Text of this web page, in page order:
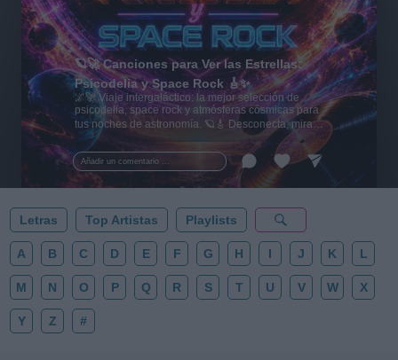
Añadir un comentario ...
🪐🚀 Canciones para Ver las Estrellas:
Psicodelia y Space Rock 🎸✨
🌌🚀 Viaje intergaláctico: la mejor selección de
psicodelia, space rock y atmósferas cósmicas para
tus noches de astronomía. 🪐🎸 Desconecta, mira
al firmamento y siente la gravedad cero. 💾 ¡Guarda
esta colección para tu próxima noche estrellada!
✨⭐
Letras Top Artistas Playlists
A B C D E F G H I J K L
M N O P Q R S T U V W X
Y Z #